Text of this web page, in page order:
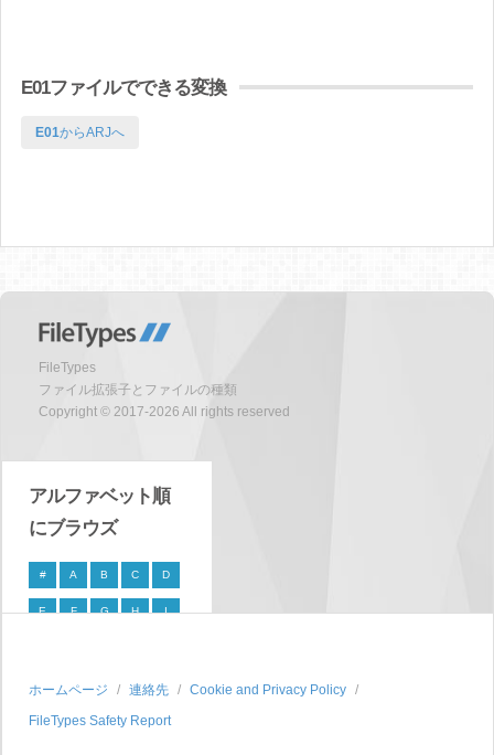
E01ファイルでできる変換
E01からARJへ
FileTypes
ファイル拡張子とファイルの種類
Copyright © 2017-2026 All rights reserved
アルファベット順
にブラウズ
# A B C D
E F G H I
P Q R S
T U V W X
ホームページ 連絡先
Cookie and Privacy Policy
FileTypes Safety Report